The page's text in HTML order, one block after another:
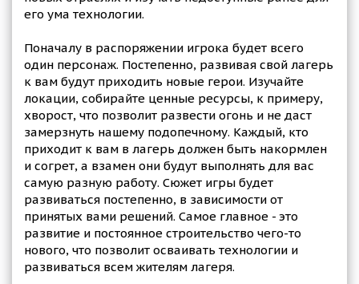
его ума технологии.
Поначалу в распоряжении игрока будет всего
один персонаж. Постепенно, развивая свой лагерь
к вам будут приходить новые герои. Изучайте
локации, собирайте ценные ресурсы, к примеру,
хворост, что позволит развести огонь и не даст
замерзнуть нашему подопечному. Каждый, кто
приходит к вам в лагерь должен быть накормлен
и согрет, а взамен они будут выполнять для вас
самую разную работу. Сюжет игры будет
развиваться постепенно, в зависимости от
принятых вами решений. Самое главное - это
развитие и постоянное строительство чего-то
нового, что позволит осваивать технологии и
развиваться всем жителям лагеря.